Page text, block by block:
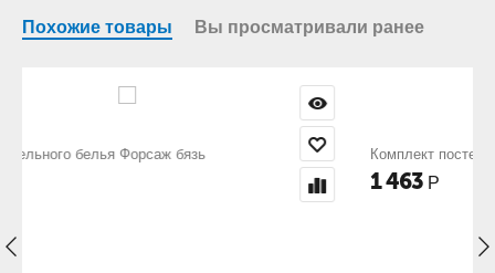
Похожие товары Вы просматривали ранее
Комплект постельного белья Форвард бязь